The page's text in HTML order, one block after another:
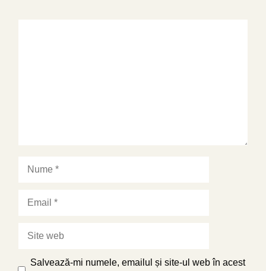
Salvează-mi numele, emailul și site-ul web în acest